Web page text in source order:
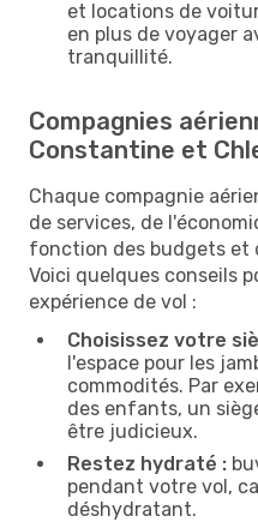
et locations de
en plus de voyager
tranquillité.
Compagnies
Constantine et
Chaque compagnie
de services, de
fonction des budgets et
Voici quelques conseils
expérience de vol :
Choisissez votre
l'espace pour les
commodités. Par
des enfants, un
être judicieux.
Restez hydraté :
pendant votre vol,
déshydratant.